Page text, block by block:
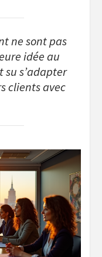
ne sont pas
idée au
s’adapter
clients avec